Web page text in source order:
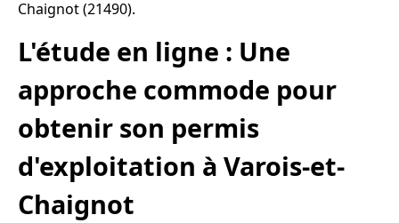
Chaignot (21490).
L'étude en ligne : Une
approche commode pour
obtenir son permis
d'exploitation à Varois-et-
Chaignot